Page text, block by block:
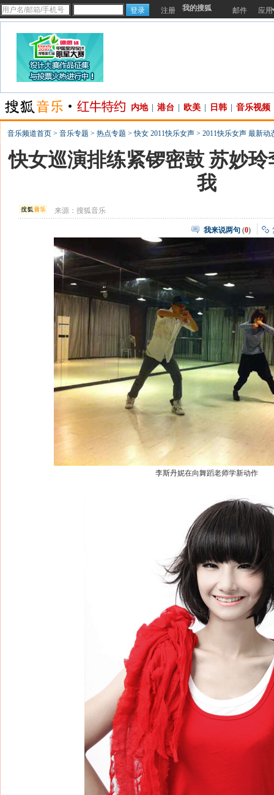
注册 我的搜狐 邮件 应用
内地 港台 欧美 日韩 音乐视频
音乐频道首页 > 音乐专题 > 热点专题 >快女 2011快乐女声 > 2011快乐女声 最新动
快女巡演排练紧锣密鼓 苏妙
我
来源：搜狐音乐
我来说两句 (0)
李斯丹妮在向舞蹈老师学新动作